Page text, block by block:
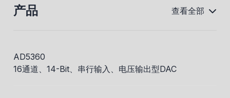
产品 查看全部
AD5360
16通道、14-Bit、串行输入、电压输出型DAC